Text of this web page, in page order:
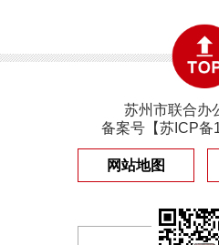
苏州市联合办
备案号【苏ICP备
网站地图